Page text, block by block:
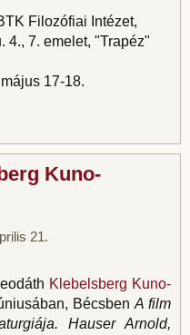
Filozófiai Intézet,
4., 7. emelet, "Trapéz"
17-18.
Kuno-
21.
Klebelsberg Kuno-
Bécsben A film
Hauser Arnold,